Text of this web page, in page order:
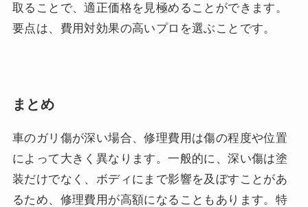
取ることで、適正価格を見極めることができます。
要点は、費用対効果の高いプロを選ぶことです。
まとめ
車のガリ傷が深い場合、修理費用は傷の程度や位置
によって大きく異なります。一般的に、深い傷は塗
装だけでなく、ボディにまで影響を及ぼすことがあ
るため、修理費用が高額になることもあります。特